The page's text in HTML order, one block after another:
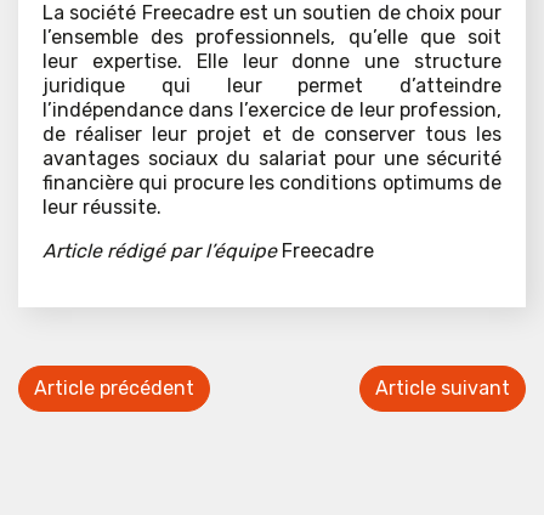
La société Freecadre est un soutien de choix pour
l’ensemble des professionnels, qu’elle que soit
leur expertise. Elle leur donne une structure
juridique qui leur permet d’atteindre
l’indépendance dans l’exercice de leur profession,
de réaliser leur projet et de conserver tous les
avantages sociaux du salariat pour une sécurité
financière qui procure les conditions optimums de
leur réussite.
Article rédigé par l’équipe Freecadre
Article précédent Article suivant